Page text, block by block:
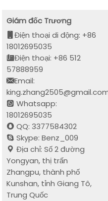
Giám đốc Trương
Điện thoại di động: +86
18012695035
Điện thoại: +86 512
57888959
Email:
Whatsapp:
18012695035
QQ: 3377584302
Skype: Benz_009
Địa chỉ: Số 2 đường
Yongyan, thị trấn
Zhangpu, thành phố
Kunshan, tỉnh Giang Tô,
Trung Quốc